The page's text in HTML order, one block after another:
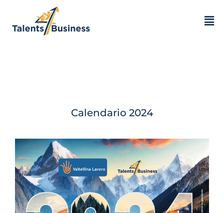
Calendario 2024 –
Calendario 2024